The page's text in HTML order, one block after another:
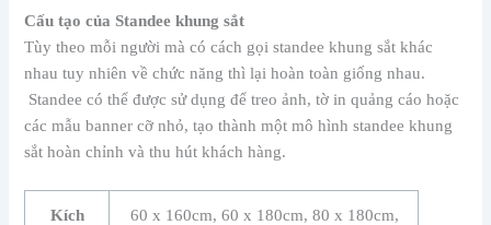
Cấu tạo của Standee khung sắt
Tùy theo mỗi người mà có cách gọi standee khung sắt khác
nhau tuy nhiên về chức năng thì lại hoàn toàn giống nhau.
Standee có thể được sử dụng để treo ảnh, tờ in quảng cáo hoặc
các mẫu banner cỡ nhỏ, tạo thành một mô hình standee khung
sắt hoàn chỉnh và thu hút khách hàng.
Kích
60 x 160cm, 60 x 180cm, 80 x 180cm,